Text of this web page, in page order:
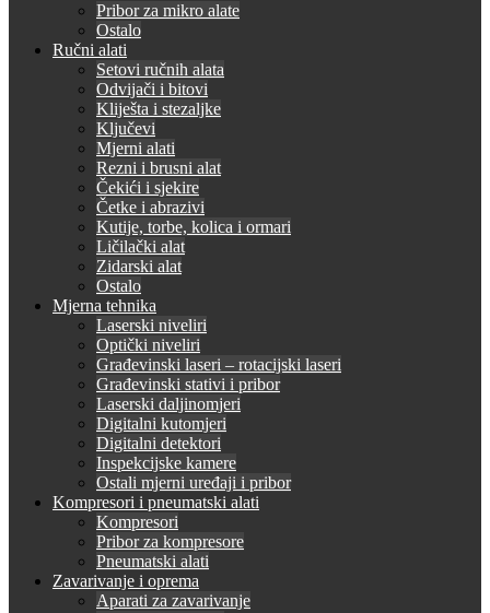
Pribor za mikro alate
Ostalo
Ručni alati
Setovi ručnih alata
Odvijači i bitovi
Kliješta i stezaljke
Ključevi
Mjerni alati
Rezni i brusni alat
Čekići i sjekire
Četke i abrazivi
Kutije, torbe, kolica i ormari
Ličilački alat
Zidarski alat
Ostalo
Mjerna tehnika
Laserski niveliri
Optički niveliri
Građevinski laseri – rotacijski laseri
Građevinski stativi i pribor
Laserski daljinomjeri
Digitalni kutomjeri
Digitalni detektori
Inspekcijske kamere
Ostali mjerni uređaji i pribor
Kompresori i pneumatski alati
Kompresori
Pribor za kompresore
Pneumatski alati
Zavarivanje i oprema
Aparati za zavarivanje